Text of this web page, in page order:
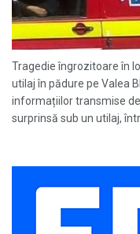
Tragedie îngrozitoare în
utilaj în pădure pe Valea
informațiilor transmise
surprinsă sub un utilaj,